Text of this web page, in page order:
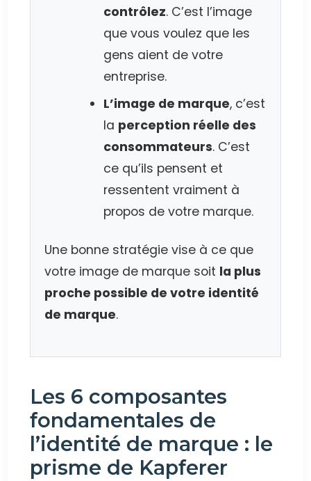
contrôlez. C’est l’image
que vous voulez que les
gens aient de votre
entreprise.
L’image de marque, c’est
la perception réelle des
consommateurs. C’est
ce qu’ils pensent et
ressentent vraiment à
propos de votre marque.
Une bonne stratégie vise à ce que
votre image de marque soit la plus
proche possible de votre identité
de marque.
Les 6 composantes
fondamentales de
l’identité de marque : le
prisme de Kapferer